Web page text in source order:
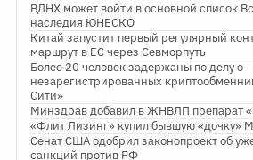
ВДНХ может войти в основной список
наследия ЮНЕСКО
Китай запустит первый регулярный
маршрут в ЕС через Севморпуть
Более 20 человек задержаны по делу о
незарегистрированных
Сити»
Минздрав добавил в ЖНВЛП препарат
«Флит Лизинг» купил бывшую «дочку»
Сенат США одобрил законопроект об
санкций против РФ